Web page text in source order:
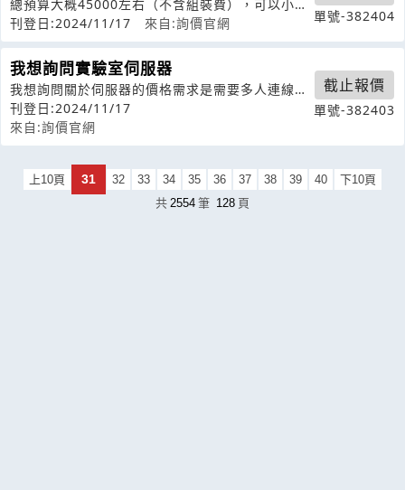
總預算大概45000左右（不含組裝費），可以小爆
一點1.外觀沒有特別需求2.CP
刊登日:2024/11/17 來自:詢價官網 單號-382404
我想詢問實驗室伺服器
我想詢問關於伺服器的價格需求是需要多人連線使
用cadencevirtuoso這套
刊登日:2024/11/17
來自:詢價官網
截止報價
單號-382403
上10頁 31 32 33 34 35 36 37 38 39 40
下10頁
共 2554 筆 128 頁